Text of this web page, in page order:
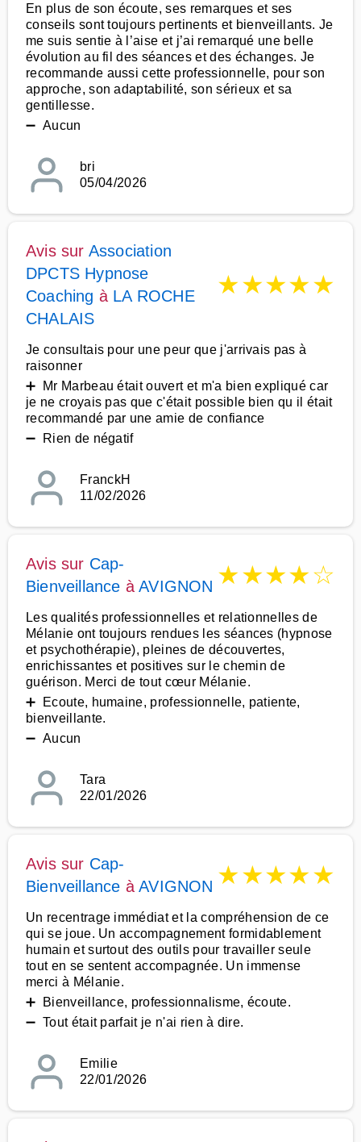
En plus de son écoute, ses remarques et ses
conseils sont toujours pertinents et bienveillants. Je
me suis sentie à l’aise et j’ai remarqué une belle
évolution au fil des séances et des échanges. Je
recommande aussi cette professionnelle, pour son
approche, son adaptabilité, son sérieux et sa
gentillesse.
➖ Aucun
bri
05/04/2026
Avis sur Association
DPCTS Hypnose
Coaching à LA ROCHE
CHALAIS
★★★★★
Je consultais pour une peur que j'arrivais pas à
raisonner
➕ Mr Marbeau était ouvert et m'a bien expliqué car
je ne croyais pas que c'était possible bien qu il était
recommandé par une amie de confiance
➖ Rien de négatif
FranckH
11/02/2026
Avis sur Cap-
Bienveillance àAVIGNON ★★★★☆
Les qualités professionnelles et relationnelles de
Mélanie ont toujours rendues les séances (hypnose
et psychothérapie), pleines de découvertes,
enrichissantes et positives sur le chemin de
guérison. Merci de tout cœur Mélanie.
➕ Ecoute, humaine, professionnelle, patiente,
bienveillante.
➖ Aucun
Tara
22/01/2026
Avis sur Cap-
Bienveillance àAVIGNON ★★★★★
Un recentrage immédiat et la compréhension de ce
qui se joue. Un accompagnement formidablement
humain et surtout des outils pour travailler seule
tout en se sentent accompagnée. Un immense
merci à Mélanie.
➕ Bienveillance, professionnalisme, écoute.
➖ Tout était parfait je n'ai rien à dire.
Emilie
22/01/2026